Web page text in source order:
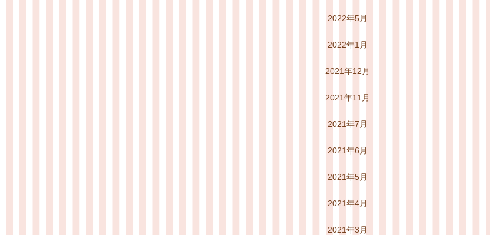
2022年5月
2022年1月
2021年12月
2021年11月
2021年7月
2021年6月
2021年5月
2021年4月
2021年3月